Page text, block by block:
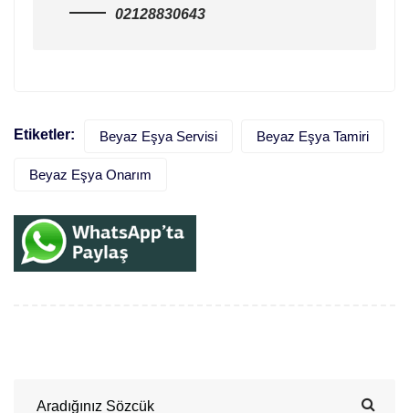
02128830643
Etiketler: Beyaz Eşya Servisi Beyaz Eşya Tamiri
Beyaz Eşya Onarım